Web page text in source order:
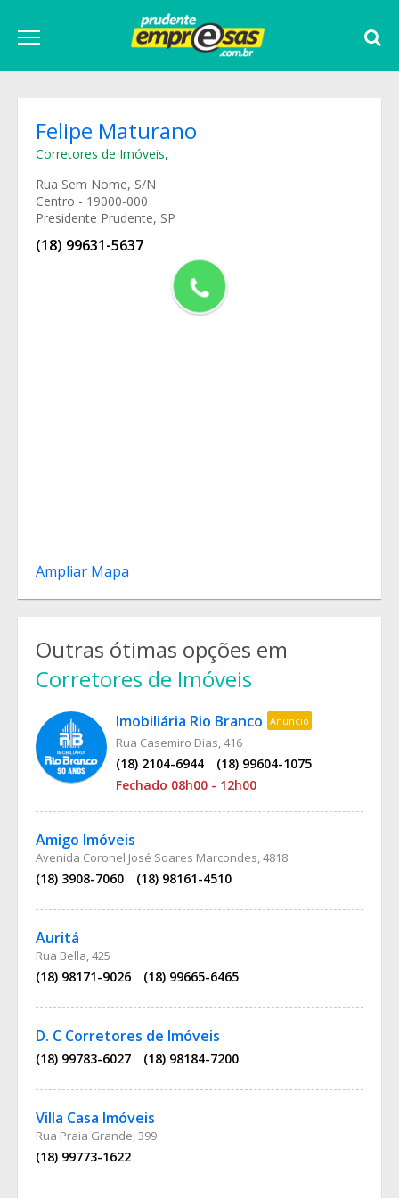
Felipe Maturano
Corretores de Imóveis,
Rua Sem Nome, S/N
Centro - 19000-000
Presidente Prudente, SP
(18) 99631-5637
Ampliar Mapa
Outras ótimas opções em
Corretores de Imóveis
Imobiliária Rio Branco Anúncio
Rua Casemiro Dias, 416
(18) 2104-6944
(18) 99604-1075
Fechado 08h00 - 12h00
Amigo Imóveis
Avenida Coronel José Soares Marcondes, 4818
(18) 3908-7060 (18) 98161-4510
Auritá
Rua Bella, 425
(18) 98171-9026 (18) 99665-6465
D. C Corretores de Imóveis
(18) 99783-6027 (18) 98184-7200
Villa Casa Imóveis
Rua Praia Grande, 399
(18) 99773-1622